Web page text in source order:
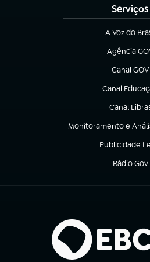
Serviços
A Voz do
(abre em
Agência
(abre em
Canal GOV
(abre em
Canal
(abre em
Canal
(abre em
Monitoramento e
(abre em nova aba)
Publicidade
(abre em nova
Rádio Gov
(abre em